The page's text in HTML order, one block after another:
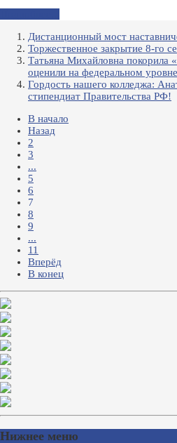
Дистанционный мост
Торжественное закрытие 8-го
Татьяна Михайловна покорила
оценили на федеральном уровне
Гордость нашего колледжа:
стипендиат Правительства РФ!
В начало
Назад
2
3
...
5
6
7
8
9
...
11
Вперёд
В конец
Нижнее меню